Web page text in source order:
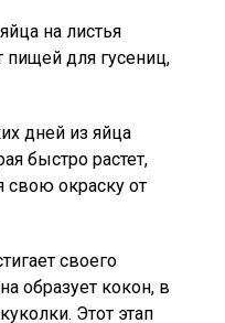
на листья
для гусениц,
дней из яйца
быстро растет,
свою окраску от
своего
образует кокон, в
Этот этап